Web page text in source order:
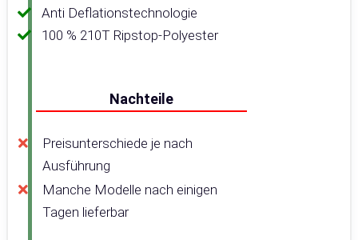
Anti Deflationstechnologie
100 % 210T Ripstop-Polyester
Nachteile
Preisunterschiede je nach
Ausführung
Manche Modelle nach einigen
Tagen lieferbar